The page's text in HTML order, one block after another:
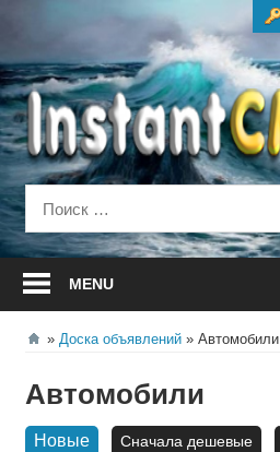
содержанию
MENU
Доска объявлений Автомобили
Автомобили
Новые Сначала дешевые